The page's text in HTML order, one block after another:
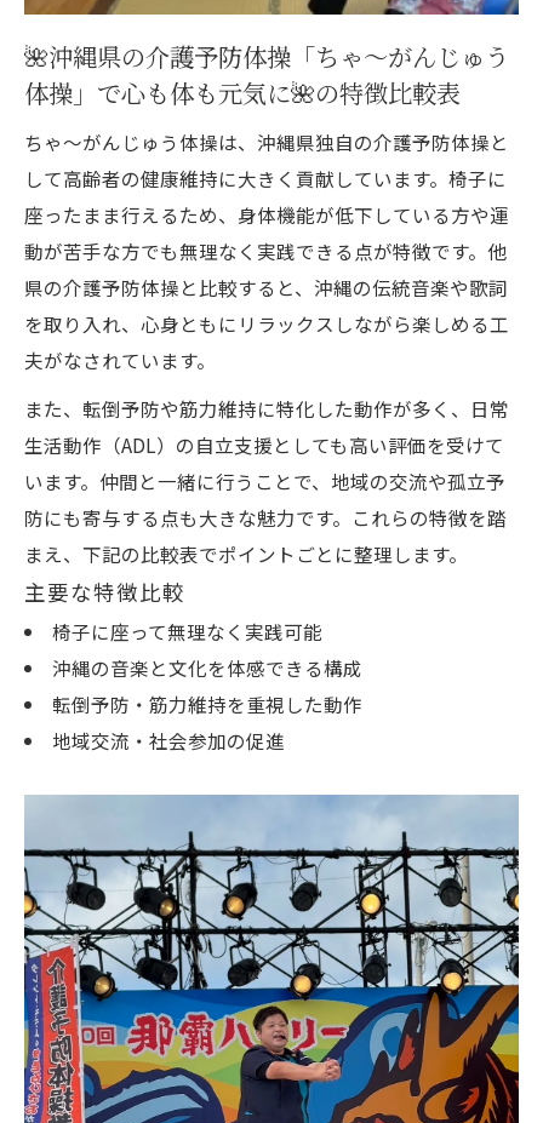
簡単にできる転倒予防の工夫
認知機能を刺激する体操のコツ
ちゃ～がんじゅうの歌詞が楽しく心を支える理
由
歌詞が高齢者に与える影響比較表
歌に合わせて体操する楽しさとは
心に響くフレーズが生む元気
歌詞と動作の連動がもたらす効果
音楽と体操で心身の活性化を実感
心身を健やかに保つ体操の実践ポイント集
体操実践時のポイントまとめ表
自分に合った体操を選ぶコツ
続けるためのモチベーション維持法
体操前後のストレッチが効果的な理由
仲間と協力して楽しく取り組む方法
🌺沖縄県の介護予防体操「ちゃ～がんじゅう
体操」で心も体も元気に🌺の特徴比較表
ちゃ～がんじゅう体操は、沖縄県独自の介護予防体操と
して高齢者の健康維持に大きく貢献しています。椅子に
座ったまま行えるため、身体機能が低下している方や運
動が苦手な方でも無理なく実践できる点が特徴です。他
県の介護予防体操と比較すると、沖縄の伝統音楽や歌詞
を取り入れ、心身ともにリラックスしながら楽しめる工
夫がなされています。
また、転倒予防や筋力維持に特化した動作が多く、日常
生活動作（ADL）の自立支援としても高い評価を受けて
います。仲間と一緒に行うことで、地域の交流や孤立予
防にも寄与する点も大きな魅力です。これらの特徴を踏
まえ、下記の比較表でポイントごとに整理します。
主要な特徴比較
椅子に座って無理なく実践可能
沖縄の音楽と文化を体感できる構成
転倒予防・筋力維持を重視した動作
地域交流・社会参加の促進